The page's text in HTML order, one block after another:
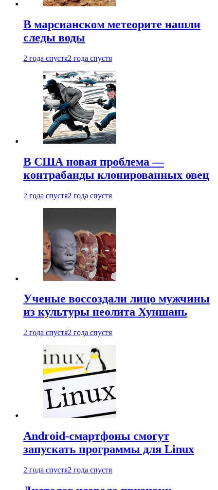
В марсианском метеорите нашли
следы воды
2 года спустя2 года спустя
В США новая проблема —
контрабанды клонированных овец
2 года спустя2 года спустя
Ученые воссоздали лицо мужчины
из культуры неолита Хуншань
2 года спустя2 года спустя
Android-смартфоны смогут
запускать программы для Linux
2 года спустя2 года спустя